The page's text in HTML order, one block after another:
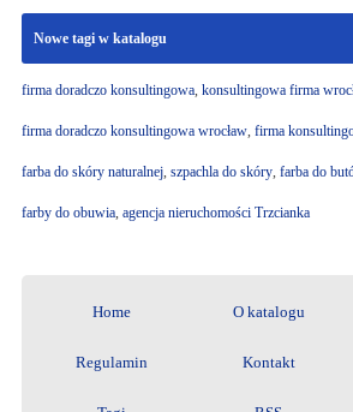
Nowe tagi w katalogu
firma doradczo konsultingowa, konsultingowa firma
firma doradczo konsultingowa wrocław, firma
farba do skóry naturalnej, szpachla do skóry, farba do
farby do obuwia, agencja nieruchomości Trzcianka
Home O katalogu
Regulamin Kontakt